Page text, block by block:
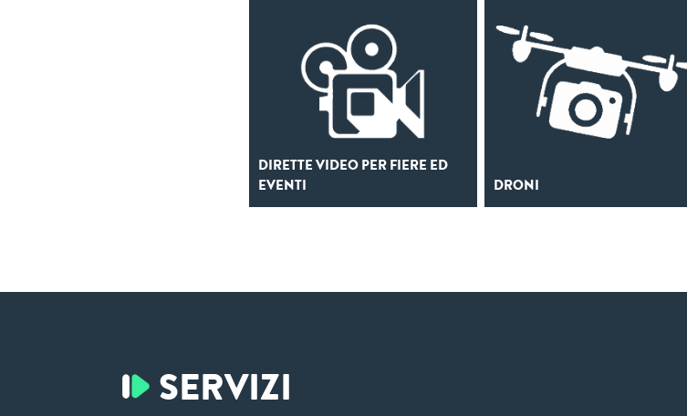
DIRETTE VIDEO PER FIERE ED
EVENTI
DRONI
SERVIZI